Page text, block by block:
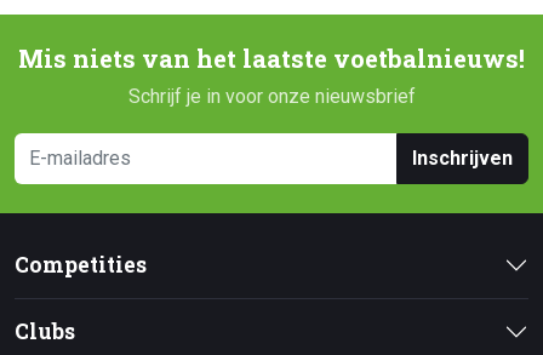
Mis niets van het laatste voetbalnieuws!
Schrijf je in voor onze nieuwsbrief
Inschrijven
Competities
Clubs